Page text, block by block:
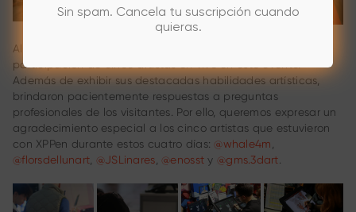
Al mismo tiempo, tenemos la gran suerte de contar con la
participación de cinco artistas en vivo en este evento.
Además de exhibir sus destacadas habilidades artísticas,
brindaron pacientemente respuestas a preguntas
profesionales de los visitantes. Por ello, queremos expresar un
agradecimiento especial a los cinco artistas que estuvieron
con XPPen durante estos cuatro días:@whale4m,
@florsdellunart, @JSLinares,@enosst y @gms.3dart.
Sin spam. Cancela tu suscripción cuando
quieras.